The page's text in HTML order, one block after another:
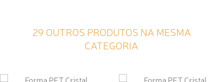
29 OUTROS PRODUTOS NA MESMA
CATEGORIA